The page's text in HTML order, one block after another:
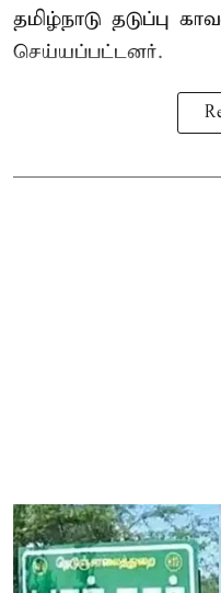
தமிழ்நாடு தடுப்பு
செய்யப்பட்டனர்.